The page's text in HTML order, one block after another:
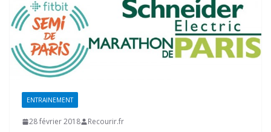
ENTRAINEMENT
28 février 2018 Recourir.fr